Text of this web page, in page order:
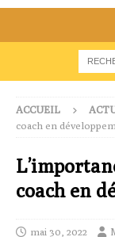
ACCUEIL
coach en
coach en
mai 30, 2022